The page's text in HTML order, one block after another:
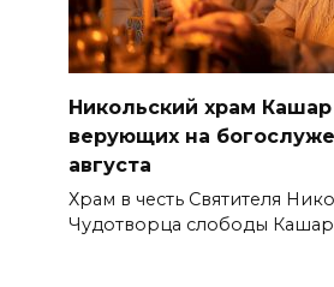
Никольский храм
верующих на
августа
Храм в честь Святителя
Чудотворца слободы